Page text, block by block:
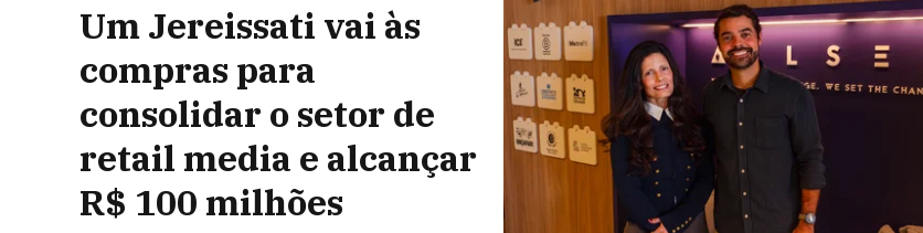
Um Jereissati vai às
compras para
consolidar o setor de
retail media e alcançar
R$ 100 milhões